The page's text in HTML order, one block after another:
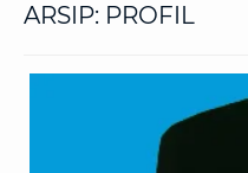
ARSIP: PROFIL